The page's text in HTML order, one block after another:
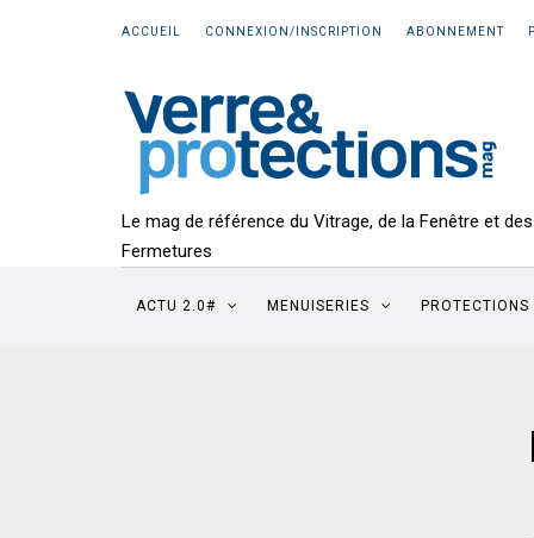
ACCUEIL CONNEXION/INSCRIPTION ABONNEMENT
Le mag de référence du Vitrage, de la Fenêtre et des
Fermetures
ACTU 2.0# MENUISERIES PROTECTIONS